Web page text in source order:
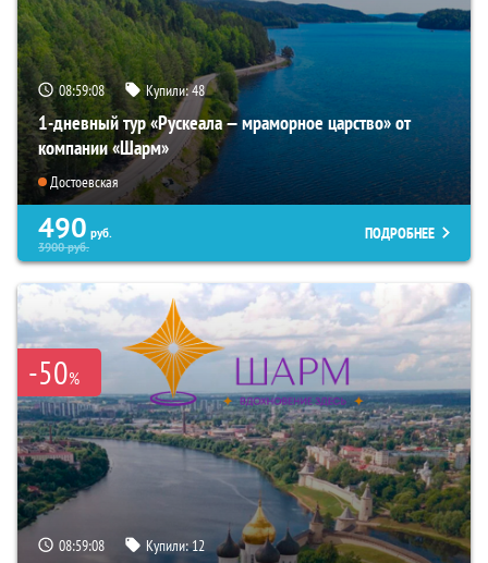
08:59:07 Купили:48
1-дневный тур «Рускеала — мраморное царство» от
компании «Шарм»
Достоевская
490 руб.
3900руб.
ПОДРОБНЕЕ
-50%
08:59:07 Купили:12